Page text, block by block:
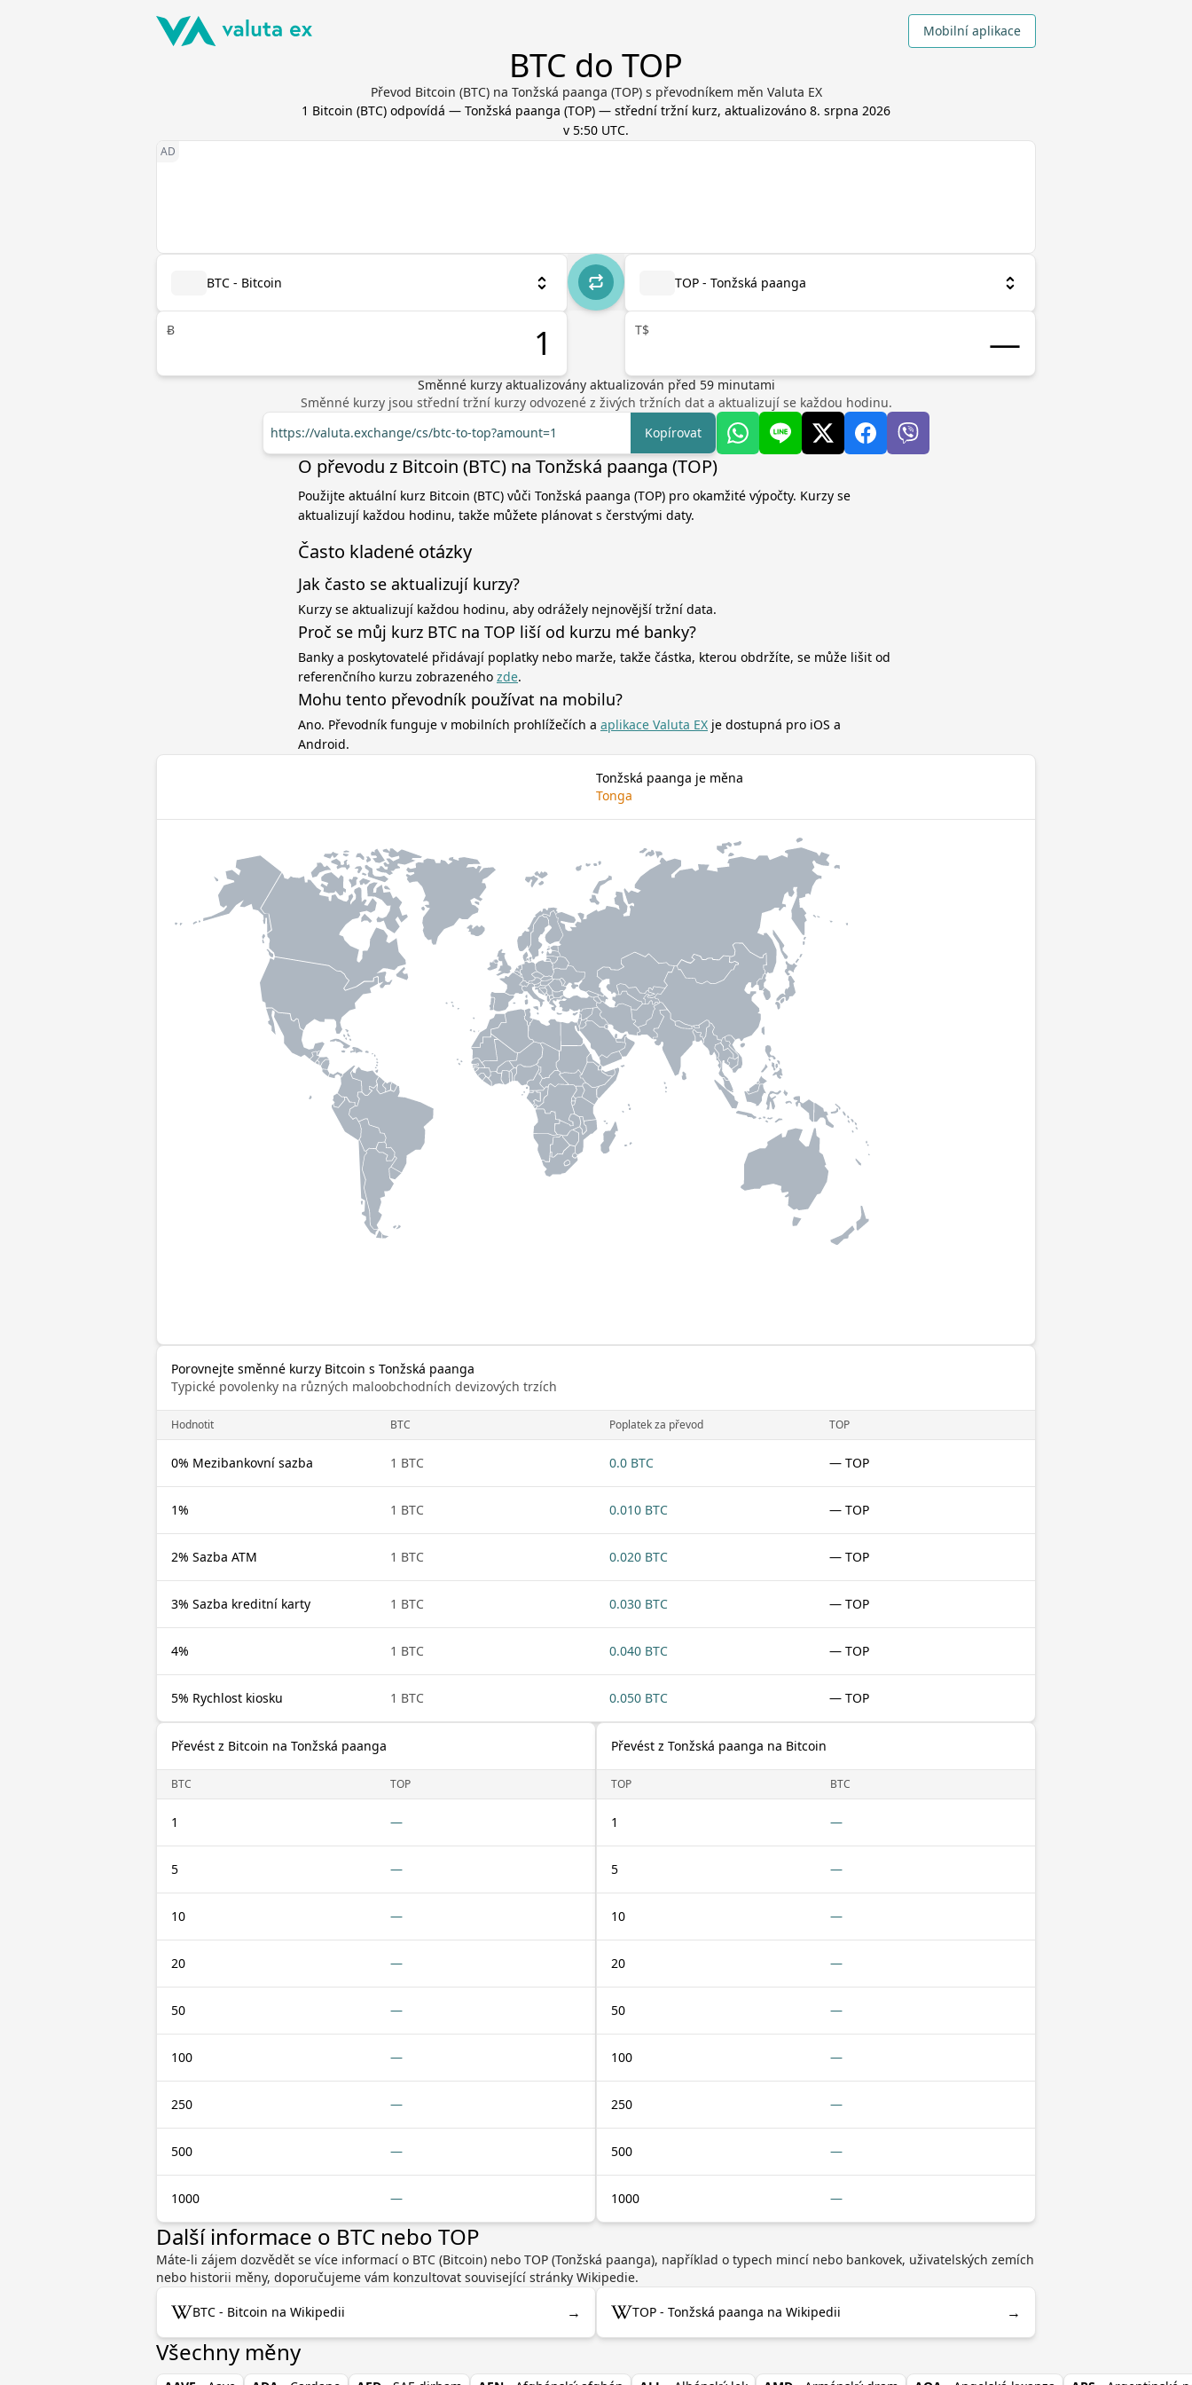
Mobilní aplikace
BTC do TOP
Převod Bitcoin (BTC) na Tonžská paanga (TOP) s převodníkem měn Valuta EX
1 Bitcoin (BTC) odpovídá — Tonžská paanga (TOP) — střední tržní kurz, aktualizováno 8. srpna 2026
v 5:50 UTC.
BTC - Bitcoin
Ƀ
TOP - Tonžská paanga
T$
Směnné kurzy aktualizovány aktualizován před 59minutami
Směnné kurzy jsou střední tržní kurzy odvozené z živých tržních dat a aktualizují se každou hodinu.
https://valuta.exchange/cs/btc-to-top?amount=1
Kopírovat
O převodu z Bitcoin (BTC) na Tonžská paanga (TOP)
Použijte aktuální kurz Bitcoin (BTC) vůči Tonžská paanga (TOP) pro okamžité výpočty. Kurzy se
aktualizují každou hodinu, takže můžete plánovat s čerstvými daty.
Často kladené otázky
Jak často se aktualizují kurzy?
Kurzy se aktualizují každou hodinu, aby odrážely nejnovější tržní data.
Proč se můj kurz BTC na TOP liší od kurzu mé banky?
Banky a poskytovatelé přidávají poplatky nebo marže, takže částka, kterou obdržíte, se může lišit od
referenčního kurzu zobrazeného zde.
Mohu tento převodník používat na mobilu?
Ano. Převodník funguje v mobilních prohlížečích a aplikace Valuta EX je dostupná pro iOS a
Android.
Tonžská paanga je měna
Tonga
Porovnejte směnné kurzy Bitcoin s Tonžská paanga
Typické povolenky na různých maloobchodních devizových trzích
Hodnotit BTC Poplatek za převod TOP
0% Mezibankovní sazba 1 BTC 0.0 BTC — TOP
1% 1 BTC 0.010 BTC — TOP
2% Sazba ATM 1 BTC 0.020 BTC — TOP
3% Sazba kreditní karty 1 BTC 0.030 BTC — TOP
4% 1 BTC 0.040 BTC — TOP
5% Rychlost kiosku 1 BTC 0.050 BTC — TOP
Převést z Bitcoin na Tonžská paanga
BTC TOP
1 —
5 —
10 —
20 —
50 —
100 —
250 —
500 —
1000 —
Převést z Tonžská paanga na Bitcoin
TOP BTC
1 —
5 —
10 —
20 —
50 —
100 —
250 —
500 —
1000 —
Další informace o BTC nebo TOP
Máte-li zájem dozvědět se více informací o BTC (Bitcoin) nebo TOP (Tonžská paanga), například o typech mincí nebo bankovek, uživatelských zemích
nebo historii měny, doporučujeme vám konzultovat související stránky Wikipedie.
BTC - Bitcoin na Wikipedii → TOP - Tonžská paanga na Wikipedii →
Všechny měny